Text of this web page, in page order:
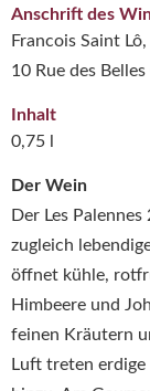
Der Wein
Der Les
zugleich
öffnet kühle,
Himbeere und
feinen Kräutern
Luft treten erdige
Anschrift des
Francois Saint
10 Rue des
Inhalt
0,75 l